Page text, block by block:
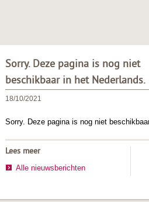
Sorry. Deze pagina is nog niet
beschikbaar in het Nederlands.
18/10/2021
Sorry. Deze pagina is nog niet
Lees meer
Alle nieuwsberichten